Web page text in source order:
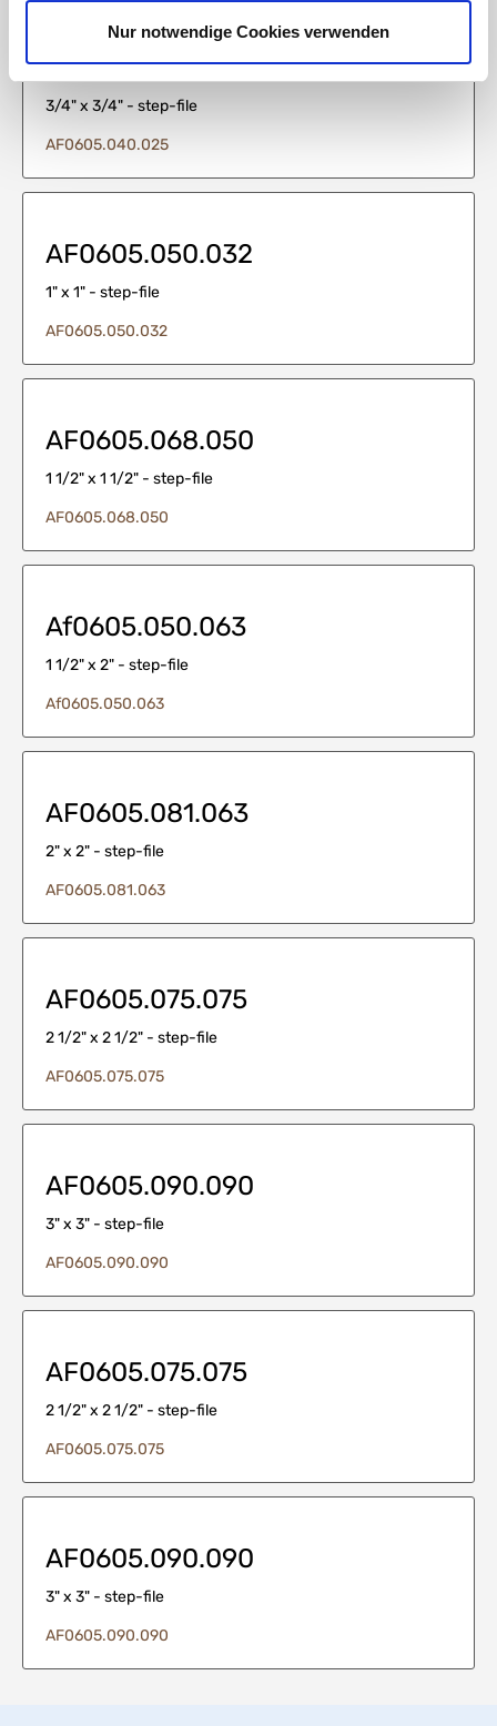
Nur notwendige Cookies verwenden
AF0605.040.025
3/4" x 3/4" - step-file
AF0605.040.025
AF0605.050.032
1" x 1" - step-file
AF0605.050.032
AF0605.068.050
1 1/2" x 1 1/2" - step-file
AF0605.068.050
Af0605.050.063
1 1/2" x 2" - step-file
Af0605.050.063
AF0605.081.063
2" x 2" - step-file
AF0605.081.063
AF0605.075.075
2 1/2" x 2 1/2" - step-file
AF0605.075.075
AF0605.090.090
3" x 3" - step-file
AF0605.090.090
AF0605.075.075
2 1/2" x 2 1/2" - step-file
AF0605.075.075
AF0605.090.090
3" x 3" - step-file
AF0605.090.090